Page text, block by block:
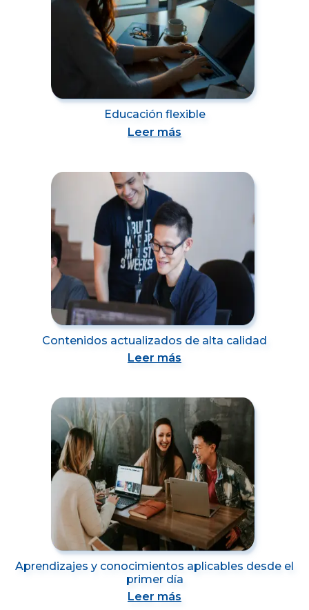
Educación flexible
Leer más
Contenidos actualizados de alta calidad
Leer más
Aprendizajes y conocimientos aplicables desde el
primer día
Leer más